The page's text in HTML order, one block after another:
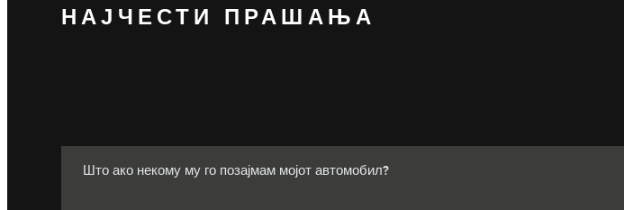
НАЈЧЕСТИ ПРАШАЊА
Што ако некому му го позајмам мојот автомобил?